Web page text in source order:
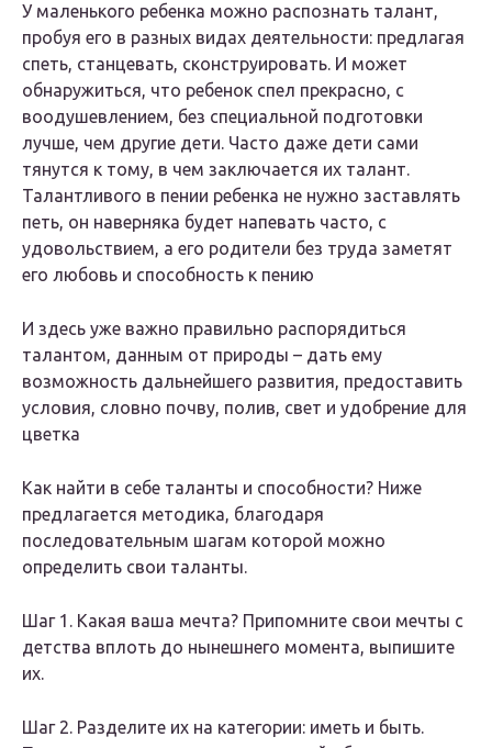
У маленького ребенка можно распознать талант,
пробуя его в разных видах деятельности: предлагая
спеть, станцевать, сконструировать. И может
обнаружиться, что ребенок спел прекрасно, с
воодушевлением, без специальной подготовки
лучше, чем другие дети. Часто даже дети сами
тянутся к тому, в чем заключается их талант.
Талантливого в пении ребенка не нужно заставлять
петь, он наверняка будет напевать часто, с
удовольствием, а его родители без труда заметят
его любовь и способность к пению
И здесь уже важно правильно распорядиться
талантом, данным от природы – дать ему
возможность дальнейшего развития, предоставить
условия, словно почву, полив, свет и удобрение для
цветка
Как найти в себе таланты и способности? Ниже
предлагается методика, благодаря
последовательным шагам которой можно
определить свои таланты.
Шаг 1. Какая ваша мечта? Припомните свои мечты с
детства вплоть до нынешнего момента, выпишите
их.
Шаг 2. Разделите их на категории: иметь и быть.